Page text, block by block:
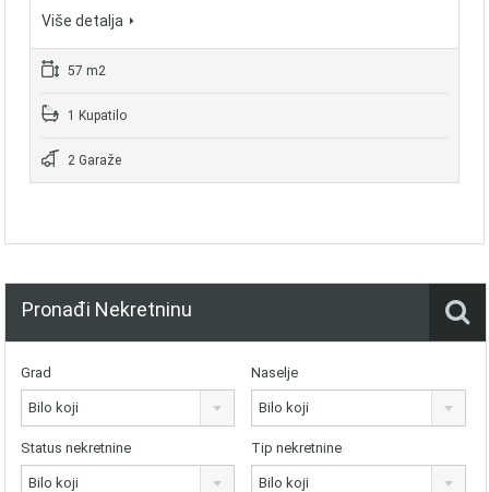
Više detalja
57 m2
1 Kupatilo
2 Garaže
Pronađi Nekretninu
Grad
Bilo koji
Naselje
Bilo koji
Status nekretnine
Bilo koji
Tip nekretnine
Bilo koji